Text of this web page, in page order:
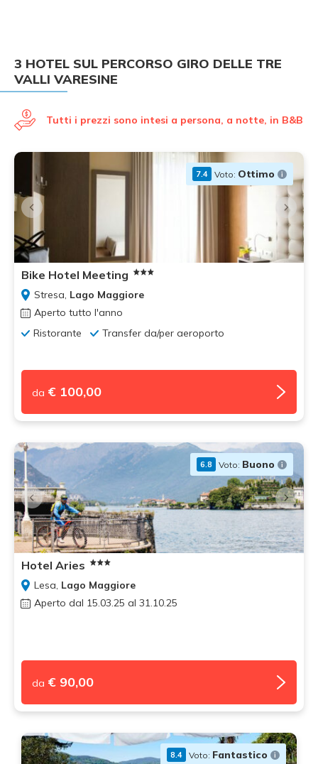
3 HOTEL SUL PERCORSO GIRO DELLE TRE
VALLI VARESINE
Tutti i prezzi sono intesi a persona, a notte, in B&B
7.4 Voto: Ottimo
Bike Hotel Meeting
Stresa, Lago Maggiore
Aperto tutto l'anno
Ristorante
Transfer da/per aeroporto
da € 100,00
6.8 Voto: Buono
Hotel Aries
Lesa, Lago Maggiore
Aperto dal 15.03.25 al 31.10.25
da € 90,00
8.4 Voto: Fantastico